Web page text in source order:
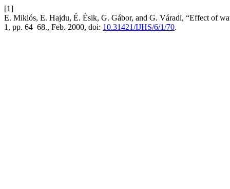
[1]
E. Miklós, E. Hajdu, É. Ésik, G. Gábor, and G. Váradi, “Effect of
1, pp. 64–68., Feb. 2000, doi: 10.31421/IJHS/6/1/70.